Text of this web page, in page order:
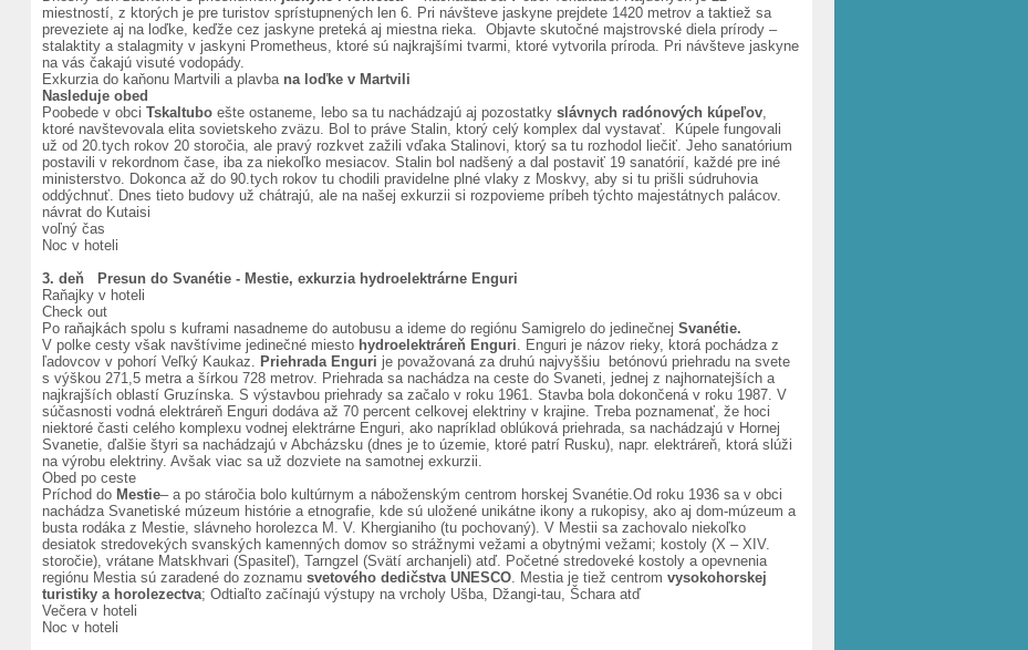
miestností, z ktorých je pre turistov sprístupnených len 6. Pri návšteve jaskyne prejdete 1420 metrov a taktiež sa
preveziete aj na loďke, keďže cez jaskyne preteká aj miestna rieka. Objavte skutočné majstrovské diela prírody –
stalaktity a stalagmity v jaskyni Prometheus, ktoré sú najkrajšími tvarmi, ktoré vytvorila príroda. Pri návšteve jaskyne
na vás čakajú visuté vodopády.
Exkurzia do kaňonu Martvili a plavba na loďke v Martvili
Nasleduje obed
Poobede v obciTskaltubo ešte ostaneme, lebo sa tu nachádzajú aj pozostatkyslávnych radónových kúpeľov
ktoré navštevovala elita sovietskeho zväzu. Bol to práve Stalin, ktorý celý komplex dal vystavať. Kúpele fungovali
už od 20.tych rokov 20 storočia, ale pravý rozkvet zažili vďaka Stalinovi, ktorý sa tu rozhodol liečiť. Jeho sanatórium
postavili v rekordnom čase, iba za niekoľko mesiacov. Stalin bol nadšený a dal postaviť 19 sanatórií, každé pre iné
ministerstvo. Dokonca až do 90.tych rokov tu chodili pravidelne plné vlaky z Moskvy, aby si tu prišli súdruhovia
oddýchnuť. Dnes tieto budovy už chátrajú, ale na našej exkurzii si rozpovieme príbeh týchto majestátnych palácov.
návrat do Kutaisi
voľný čas
Noc v hoteli
3. deň Presun do Svanétie - Mestie, exkurzia hydroelektrárne Enguri
Raňajky v hoteli
Check out
Po raňajkách spolu s kuframi nasadneme do autobusu a ideme do regiónu Samigrelo do jedinečnej Svanétie.
V polke cesty však navštívime jedinečné miesto hydroelektráreň Enguri . Enguri je názov rieky, ktorá pochádza z
ľadovcov v pohorí Veľký Kaukaz. Priehrada Enguri je považovaná za druhú najvyššiu betónovú priehradu na svete
s výškou 271,5 metra a šírkou 728 metrov. Priehrada sa nachádza na ceste do Svaneti, jednej z najhornatejších a
najkrajších oblastí Gruzínska. S výstavbou priehrady sa začalo v roku 1961. Stavba bola dokončená v roku 1987. V
súčasnosti vodná elektráreň Enguri dodáva až 70 percent celkovej elektriny v krajine. Treba poznamenať, že hoci
niektoré časti celého komplexu vodnej elektrárne Enguri, ako napríklad oblúková priehrada, sa nachádzajú v Hornej
Svanetie, ďalšie štyri sa nachádzajú v Abcházsku (dnes je to územie, ktoré patrí Rusku), napr. elektráreň, ktorá slúži
na výrobu elektriny. Avšak viac sa už dozviete na samotnej exkurzii.
Obed po ceste
Príchod do Mestie– a po stáročia bolo kultúrnym a náboženským centrom horskej Svanétie.Od roku 1936 sa v obci
nachádza Svanetiské múzeum histórie a etnografie, kde sú uložené unikátne ikony a rukopisy, ako aj dom-múzeum a
busta rodáka z Mestie, slávneho horolezca M. V. Khergianiho (tu pochovaný). V Mestii sa zachovalo niekoľko
desiatok stredovekých svanských kamenných domov so strážnymi vežami a obytnými vežami; kostoly (X – XIV.
storočie), vrátane Matskhvari (Spasiteľ), Tarngzel (Svätí archanjeli) atď. Početné stredoveké kostoly a opevnenia
regiónu Mestia sú zaradené do zoznamusvetového dedičstva UNESCO . Mestia je tiež centromvysokohorskej
turistiky a horolezectva; Odtiaľto začínajú výstupy na vrcholy Ušba, Džangi-tau, Šchara atď
Večera v hoteli
Noc v hoteli